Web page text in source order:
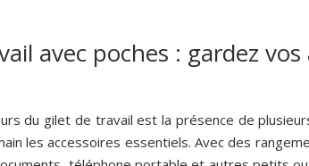
avec poches : gardez vos
du gilet de travail est la présence de
les accessoires essentiels. Avec des